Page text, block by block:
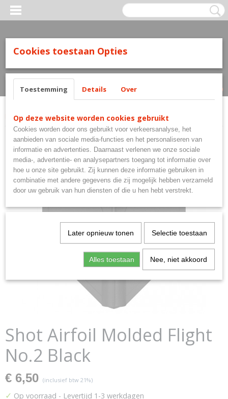
Inloggen Registreren
(0)
Home >Flights>Shot! Flights>Shot Airfoil Molded Flight No.2 Black
Shot Airfoil Molded Flight
No.2 Black
€ 6,50 (inclusief btw 21%)
✓ Op voorraad - Levertijd 1-3 werkdagen
Cookies toestaan Opties
Toestemming Details Over
Op deze website worden cookies gebruikt
Cookies worden door ons gebruikt voor verkeersanalyse, het
aanbieden van sociale media-functies en het personaliseren van
informatie en advertenties. Daarnaast verlenen we onze sociale
media-, advertentie- en analysepartners toegang tot informatie over
hoe u onze site gebruikt. Zij kunnen deze informatie gebruiken in
combinatie met andere gegevens die zij mogelijk hebben verzameld
door uw gebruik van hun diensten of die u hen hebt verstrekt.
Later opnieuw tonen Selectie toestaan
Alles toestaan Nee, niet akkoord